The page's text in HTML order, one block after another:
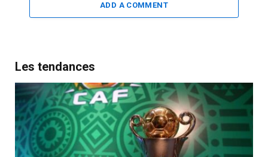
ADD A COMMENT
Les tendances